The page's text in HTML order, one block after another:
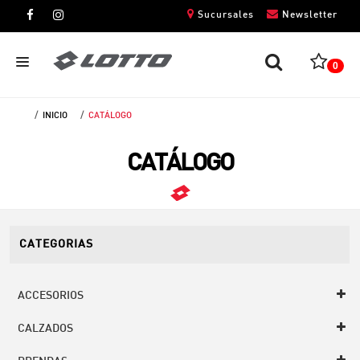
Newsletter
Sucursales
0
INICIO CATÁLOGO
CATÁLOGO
CATEGORIAS
ACCESORIOS
CALZADOS